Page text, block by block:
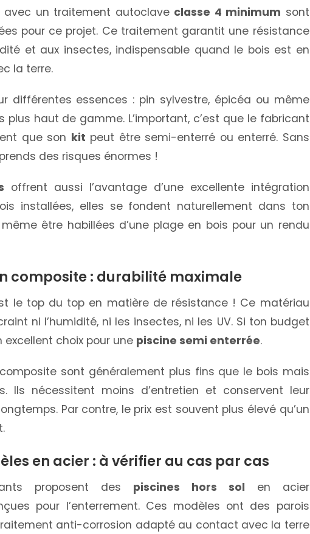
avec un traitement autoclave classe 4 minimum sont
pour ce projet. Ce traitement garantit une résistance
et aux insectes, indispensable quand le bois est en
la terre.
différentes essences : pin sylvestre, épicéa ou même
plus haut de gamme. L’important, c’est que le fabricant
que son kit peut être semi-enterré ou enterré. Sans
des risques énormes !
offrent aussi l’avantage d’une excellente intégration
installées, elles se fondent naturellement dans ton
être habillées d’une plage en bois pour un rendu
composite : durabilité maximale
le top du top en matière de résistance ! Ce matériau
ni l’humidité, ni les insectes, ni les UV. Si ton budget
excellent choix pour une piscine semi enterrée.
sont généralement plus fins que le bois mais
Ils nécessitent moins d’entretien et conservent leur
Par contre, le prix est souvent plus élevé qu’un
en acier : à vérifier au cas par cas
proposent des piscines hors sol en acier
pour l’enterrement. Ces modèles ont des parois
anti-corrosion adapté au contact avec la terre